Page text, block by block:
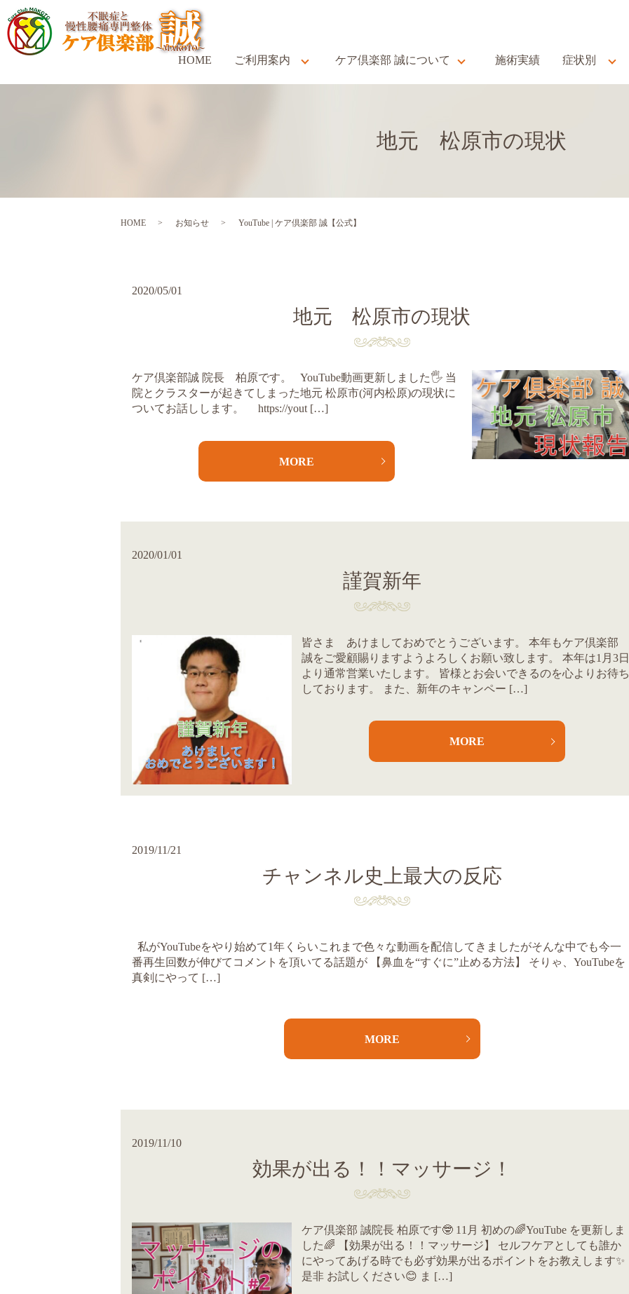
HOME ご利用案内 ケア倶楽部 誠について 施術実績 症状別
地元 松原市の現状
HOME お知らせ YouTube | ケア倶楽部 誠【公式】
2020/05/01
地元 松原市の現状
ケア倶楽部誠 院長 柏原です。 YouTube動画更新しました🖐️ 当
院とクラスターが起きてしまった地元 松原市(河内松原)の現状に
ついてお話しします。 https://yout […]
MORE
2020/01/01
謹賀新年
皆さま あけましておめでとうございます。 本年もケア倶楽部
誠をご愛顧賜りますようよろしくお願い致します。 本年は1月3日
より通常営業いたします。 皆様とお会いできるのを心よりお待ち
しております。 また、新年のキャンペー […]
MORE
2019/11/21
チャンネル史上最大の反応
私がYouTubeをやり始めて1年くらいこれまで色々な動画を配信してきましたがそんな中でも今一
番再生回数が伸びてコメントを頂いてる話題が 【鼻血を“すぐに”止める方法】 そりゃ、YouTubeを
真剣にやって […]
MORE
2019/11/10
効果が出る！！マッサージ！
ケア倶楽部 誠院長 柏原です🤓 11月 初めの🌈YouTube を更新しま
した🌈 【効果が出る！！マッサージ】 セルフケアとしても誰か
にやってあげる時でも必ず効果が出るポイントをお教えします✨
是非 お試しください😊 ま […]